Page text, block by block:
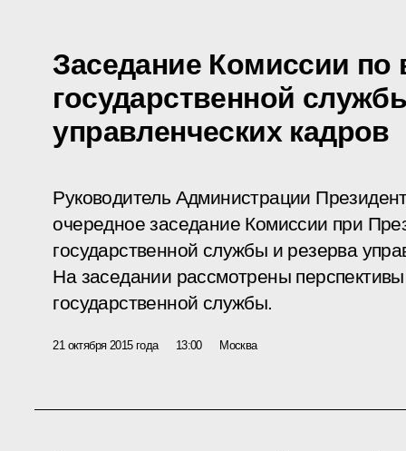
Заседание Комиссии по
государственной
управленческих кадров
Руководитель Администрации
очередное заседание Комиссии при
государственной службы и резерва
На заседании рассмотрены
государственной службы.
21 октября 2015 года 13:00 Москва